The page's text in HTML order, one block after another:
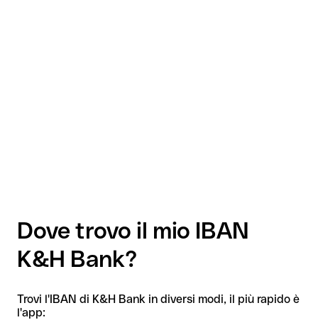
Dove trovo il mio IBAN
K&H Bank?
Trovi l'IBAN di K&H Bank in diversi modi, il più rapido è
l'app: